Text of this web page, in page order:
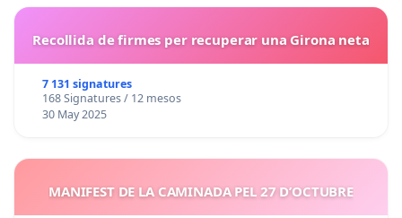
Recollida de firmes per recuperar una Girona neta
7 131 signatures
168 Signatures / 12 mesos
30 May 2025
MANIFEST DE LA CAMINADA PEL 27 D’OCTUBRE